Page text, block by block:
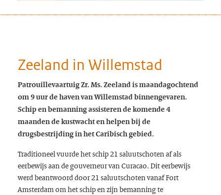
Zeeland in Willemstad
Patrouillevaartuig Zr. Ms. Zeeland is maandagochtend
om 9 uur de haven van Willemstad binnengevaren.
Schip en bemanning assisteren de komende 4
maanden de kustwacht en helpen bij de
drugsbestrijding in het Caribisch gebied.
Traditioneel vuurde het schip 21 saluutschoten af als
eerbewijs aan de gouverneur van Curacao. Dit eerbewijs
werd beantwoord door 21 saluutschoten vanaf Fort
Amsterdam om het schip en zijn bemanning te